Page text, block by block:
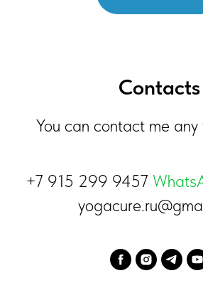
Contacts
You can contact me any
+7 915 299 9457